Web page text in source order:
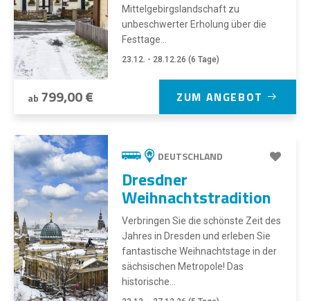
Mittelgebirgslandschaft zu
unbeschwerter Erholung über die
Festtage...
23.12. - 28.12.26 (6 Tage)
ab 799,00 € ZUM ANGEBOT
DEUTSCHLAND
Dresdner
Weihnachtstradition
Verbringen Sie die schönste Zeit des
Jahres in Dresden und erleben Sie
fantastische Weihnachtstage in der
sächsischen Metropole! Das
historische...